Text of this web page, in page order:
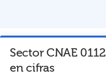
Sector CNAE 0112
en cifras